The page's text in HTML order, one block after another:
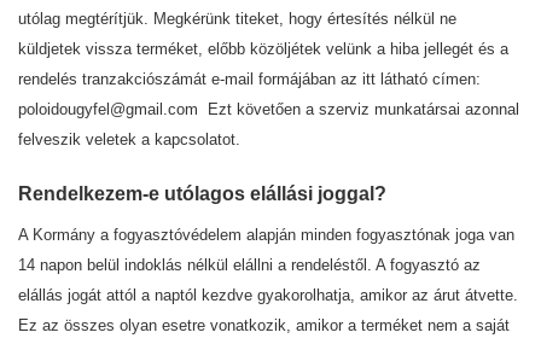
utólag megtérítjük. Megkérünk titeket, hogy értesítés nélkül ne
küldjetek vissza terméket, előbb közöljétek velünk a hiba jellegét és a
rendelés tranzakciószámát e-mail formájában az itt látható címen:
poloidougyfel@gmail.com Ezt követően a szerviz munkatársai azonnal
felveszik veletek a kapcsolatot.
Rendelkezem-e utólagos elállási joggal?
A Kormány a fogyasztóvédelem alapján minden fogyasztónak joga van
14 napon belül indoklás nélkül elállni a rendeléstől. A fogyasztó az
elállás jogát attól a naptól kezdve gyakorolhatja, amikor az árut átvette.
Ez az összes olyan esetre vonatkozik, amikor a terméket nem a saját